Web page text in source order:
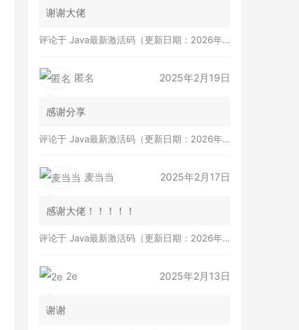
谢谢大佬
评论于 Java最新激活码（更新日期：2026年8月7日）
匿名 2025年2月19日
感谢分享
评论于 Java最新激活码（更新日期：2026年8月7日）
麦当当 2025年2月17日
感谢大佬！！！！！
评论于 Java最新激活码（更新日期：2026年8月7日）
2e 2025年2月13日
谢谢